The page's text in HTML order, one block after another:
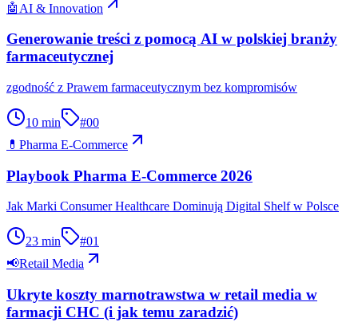
🤖 AI & Innovation
Generowanie treści z pomocą AI w polskiej branży
farmaceutycznej
zgodność z Prawem farmaceutycznym bez kompromisów
10 min #00
💊 Pharma E-Commerce
Playbook Pharma E-Commerce 2026
Jak Marki Consumer Healthcare Dominują Digital Shelf w Polsce
23 min #01
📢Retail Media
Ukryte koszty marnotrawstwa w retail media w
farmacji CHC (i jak temu zaradzić)